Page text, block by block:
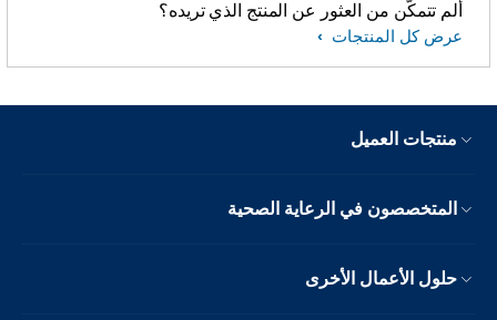
ألم تتمكّن من العثور عن المنتج الذي تريده؟
عرض كل المنتجات
منتجات العميل
المتخصصون في الرعاية الصحية
حلول الأعمال الأخرى